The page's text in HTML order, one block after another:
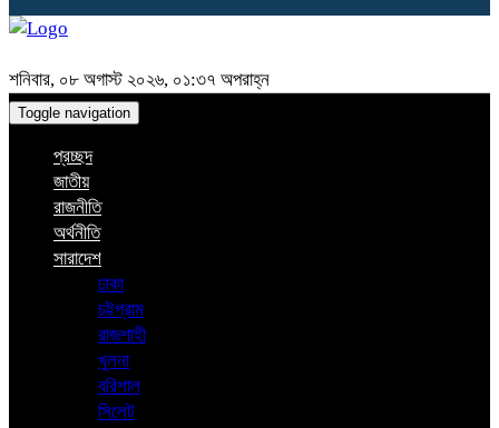
শনিবার, ০৮ অগাস্ট ২০২৬, ০১:৩৭ অপরাহ্ন
Toggle navigation
প্রচ্ছদ
জাতীয়
রাজনীতি
অর্থনীতি
সারাদেশ
ঢাকা
চট্টগ্রাম
রাজশাহী
খুলনা
বরিশাল
সিলেট